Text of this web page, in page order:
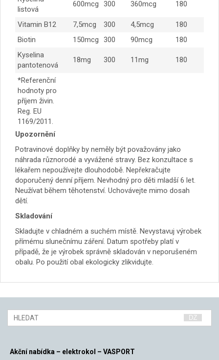
listová
600mcg 300 360mcg 180
Vitamin B12 7,5mcg 300 4,5mcg
180
Biotin
150mcg 300 90mcg
180
Kyselina
pantotenová
18mg 300 11mg 180
*Referenční
hodnoty pro
příjem živin.
Reg. EU
1169/2011.
Upozornění
Potravinové doplňky by neměly být považovány jako
náhrada různorodé a vyvážené stravy. Bez konzultace s
lékařem nepoužívejte dlouhodobě. Nepřekračujte
doporučený denní příjem. Nevhodný pro děti mladší 6 let.
Neužívat během těhotenství. Uchovávejte mimo dosah
dětí.
Skladování
Skladujte v chladném a suchém místě. Nevystavuj výrobek
přímému slunečnímu záření. Datum spotřeby platí v
případě, že je výrobek správně skladován v neporušeném
obalu. Po použití obal ekologicky zlikvidujte.
Akční nabídka – elektrokol – VASPORT